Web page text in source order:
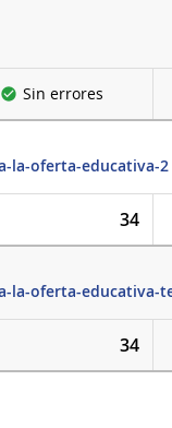
Sin errores
la-oferta-educativa-2
34
la-oferta-educativa-
34